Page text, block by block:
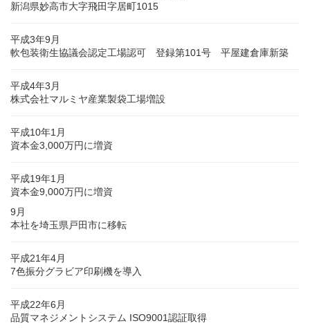
新潟県妙高市大字飛田字居町1015
平成3年9月
軟包装衛生協議会認定工場認可 登録第101号 平屋建倉庫新築
平成4年3月
株式会社マルミヤ産業製袋工場増設
平成10年1月
資本金3,000万円に増資
平成19年1月
資本金9,000万円に増資
9月
本社を埼玉県戸田市に移転
平成21年4月
7色振分グラビア印刷機を導入
平成22年6月
品質マネジメントシステム ISO9001認証取得